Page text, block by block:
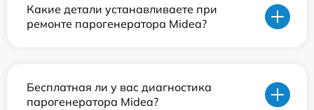
Какие детали устанавливаете при
ремонте парогенератора Midea?
Бесплатная ли у вас диагностика
парогенератора Midea?